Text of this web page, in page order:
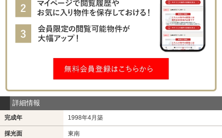
詳細情報
完成年 1998年4月築
採光面 東南